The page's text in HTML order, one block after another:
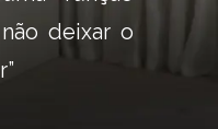
deixar o